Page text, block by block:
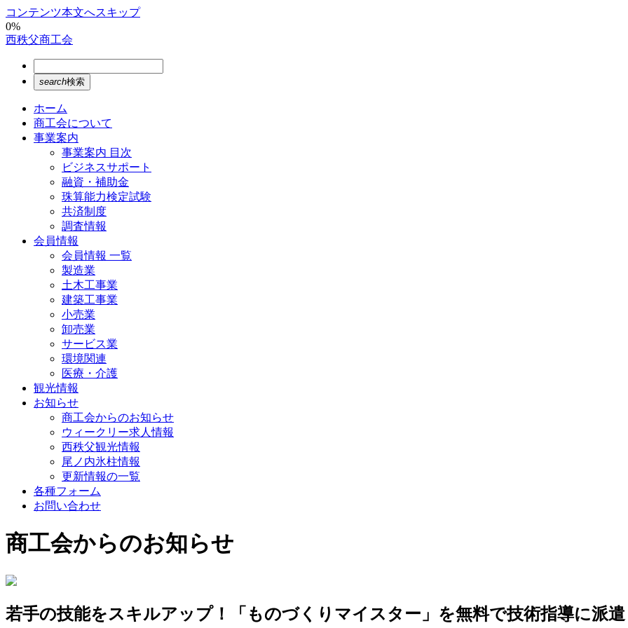
コンテンツ本文へスキップ
0%
西秩父商工会
search検索
ホーム
商工会について
事業案内
事業案内 目次
ビジネスサポート
融資・補助金
珠算能力検定試験
共済制度
調査情報
会員情報
会員情報 一覧
製造業
土木工事業
建築工事業
小売業
卸売業
サービス業
環境関連
医療・介護
観光情報
お知らせ
商工会からのお知らせ
ウィークリー求人情報
西秩父観光情報
尾ノ内氷柱情報
更新情報の一覧
各種フォーム
お問い合わせ
商工会からのお知らせ
若手の技能をスキルアップ！「ものづくりマイスター」を無料で技術指導に派